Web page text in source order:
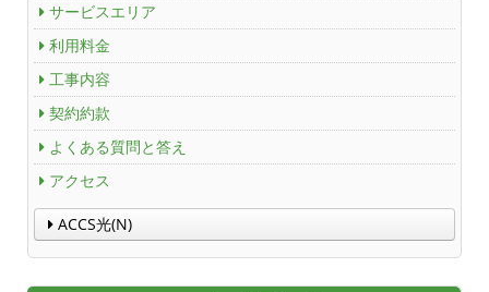
サービスエリア
利用料金
工事内容
契約約款
よくある質問と答え
アクセス
ACCS光(N)
沿革
ＡＣＣＳ40年のあゆみ
法人情報
ＡＣＣＳ番組基準
放送番組審議会議事録